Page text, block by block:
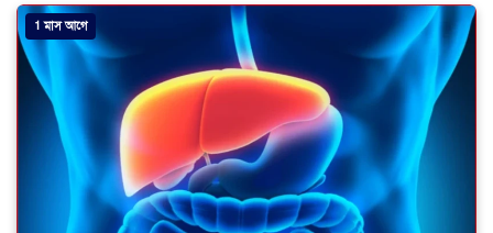
1 মাস আগে